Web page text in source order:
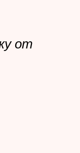
от